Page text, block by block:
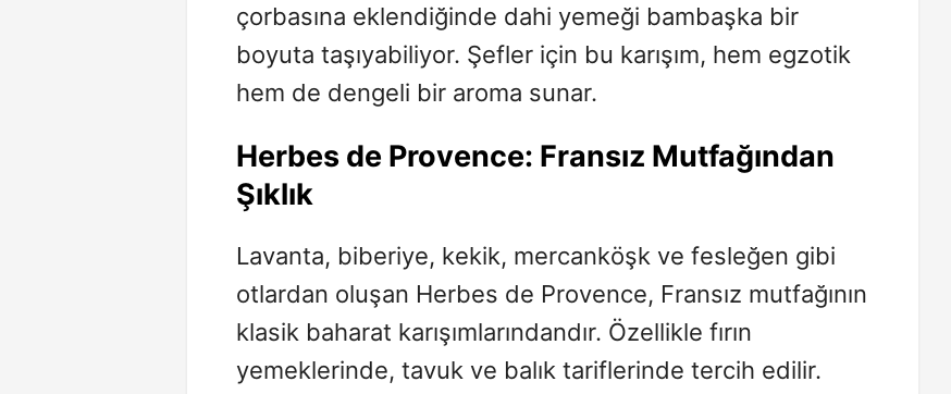
çorbasına eklendiğinde dahi yemeği bambaşka bir
boyuta taşıyabiliyor. Şefler için bu karışım, hem egzotik
hem de dengeli bir aroma sunar.
Herbes de Provence: Fransız Mutfağından
Şıklık
Lavanta, biberiye, kekik, mercanköşk ve fesleğen gibi
otlardan oluşan Herbes de Provence, Fransız mutfağının
klasik baharat karışımlarındandır. Özellikle fırın
yemeklerinde, tavuk ve balık tariflerinde tercih edilir.